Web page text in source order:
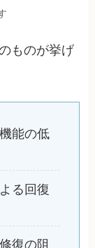
ものが挙げ
能の低
る回復
復の阻